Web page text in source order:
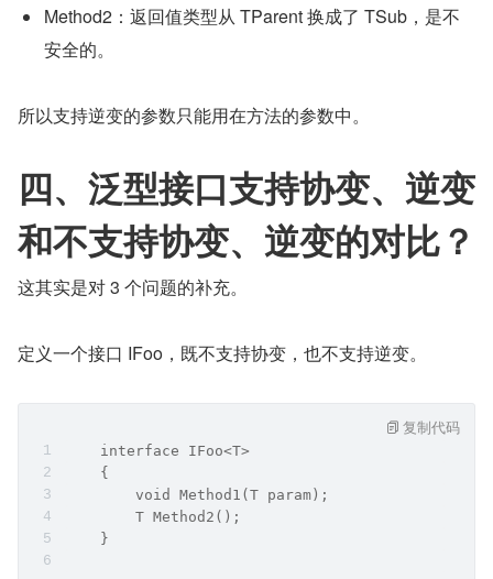
Method2：返回值类型从 TParent 换成了 TSub，是不
安全的。
所以支持逆变的参数只能用在方法的参数中。
四、泛型接口支持协变、逆变
和不支持协变、逆变的对比？
这其实是对 3 个问题的补充。
定义一个接口 IFoo，既不支持协变，也不支持逆变。
    interface IFoo<T>
    {
        void Method1(T param);
        T Method2();
    }
复制代码